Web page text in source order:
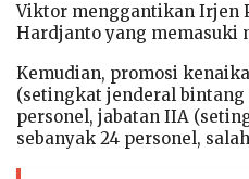
Viktor menggantikan Irjen
Hardjanto yang memasuki
Kemudian, promosi
(setingkat jenderal bintang
personel, jabatan IIA
sebanyak 24 personel,